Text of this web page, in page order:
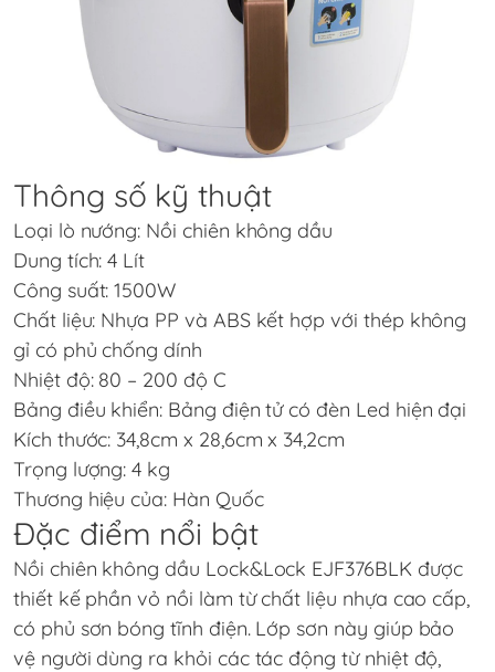
Thông số kỹ thuật
Loại lò nướng: Nồi chiên không dầu
Dung tích: 4 Lít
Công suất: 1500W
Chất liệu: Nhựa PP và ABS kết hợp với thép không
gỉ có phủ chống dính
Nhiệt độ: 80 – 200 độ C
Bảng điều khiển: Bảng điện tử có đèn Led hiện đại
Kích thước: 34,8cm x 28,6cm x 34,2cm
Trọng lượng: 4 kg
Thương hiệu của: Hàn Quốc
Đặc điểm nổi bật
Nồi chiên không dầu Lock&Lock EJF376BLK được
thiết kế phần vỏ nồi làm từ chất liệu nhựa cao cấp,
có phủ sơn bóng tĩnh điện. Lớp sơn này giúp bảo
vệ người dùng ra khỏi các tác động từ nhiệt độ,